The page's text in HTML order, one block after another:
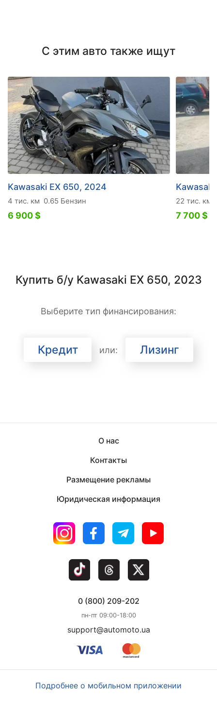
С этим авто также ищут
Kawasaki EX 650, 2024
4 тис. км 0.65 Бензин
6 900 $
22 тис. км
7 700 $
Купить б/у Kawasaki EX 650, 2023
Выберите тип финансирования:
Кредит или: Лизинг
О нас
Контакты
Размещение рекламы
Юридическая информация
0 (800) 209-202
пн-пт 09:00-18:00
support@automoto.ua
Подробнее о мобильном приложении